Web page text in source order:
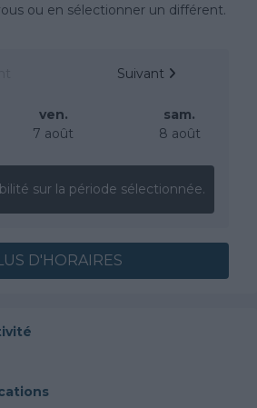
ou en sélectionner un différent.
Suivant
ven.
7 août
sam.
8 août
sur la période sélectionnée.
D'HORAIRES